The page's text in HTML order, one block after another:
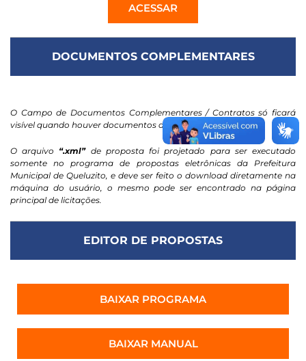
ACESSAR
DOCUMENTOS COMPLEMENTARES
O Campo de Documentos Complementares / Contratos só ficará
visível quando houver documentos anexados.
O arquivo “.xml”de proposta foi projetado para ser executado
somente no programa de propostas eletrônicas da Prefeitura
Municipal de Queluzito, e deve ser feito o download diretamente na
máquina do usuário, o mesmo pode ser encontrado na página
principal de licitações.
EDITOR DE PROPOSTAS
BAIXAR PROGRAMA
BAIXAR MANUAL